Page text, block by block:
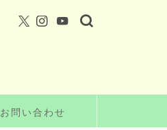
お問い合わせ